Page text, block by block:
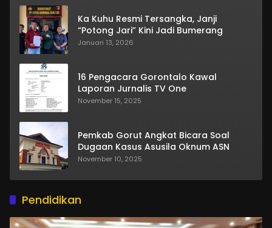
Ka Kuhu Resmi Tersangka, Janji
“Potong Jari” Kini Jadi Bumerang
Januari 13, 2026
16 Pengacara Gorontalo Kawal
Laporan Jurnalis TV One
November 15, 2025
Pemkab Gorut Angkat Bicara Soal
Dugaan Kasus Asusila Oknum ASN
November 10, 2025
Pendidikan